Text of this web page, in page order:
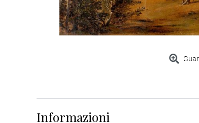
Informazioni